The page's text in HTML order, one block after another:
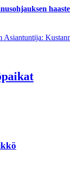
Asiantuntija: